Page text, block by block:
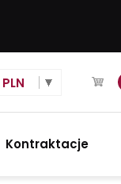
PLN
Kontraktacje